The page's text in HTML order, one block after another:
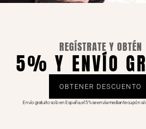
REGÍSTRATE Y OBTÉN
5% Y ENVÍO
OBTENER DESCUENTO
Envío gratuito solo en España, el 5% se envía mediante cupón al